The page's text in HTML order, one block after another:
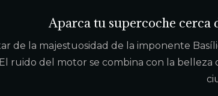
Aparca tu supercoche cerca
de la majestuosidad de la imponente
ruido del motor se combina con la belleza